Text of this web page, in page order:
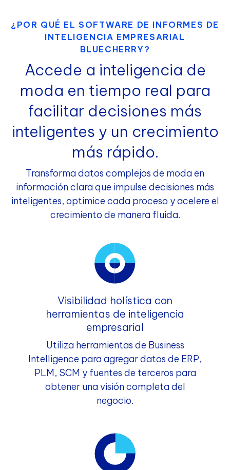
¿POR QUÉ EL SOFTWARE DE INFORMES DE
INTELIGENCIA EMPRESARIAL
BLUECHERRY?
Accede a inteligencia de
moda en tiempo real para
facilitar decisiones más
inteligentes y un crecimiento
más rápido.
Transforma datos complejos de moda en
información clara que impulse decisiones más
inteligentes, optimice cada proceso y acelere el
crecimiento de manera fluida.
Visibilidad holística con
herramientas de inteligencia
empresarial
Utiliza herramientas de Business
Intelligence para agregar datos de ERP,
PLM, SCM y fuentes de terceros para
obtener una visión completa del
negocio.